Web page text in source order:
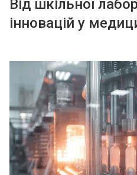
Від шкільної
інновацій у